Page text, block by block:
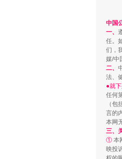
中国
一、
任。
们，
媒/中
二、
法、
●就
任何
（
言的
本网
三、
① 本
映投